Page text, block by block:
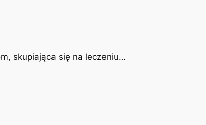
skupiająca się na leczeniu…